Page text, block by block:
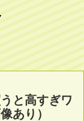
と高すぎワ
あり）